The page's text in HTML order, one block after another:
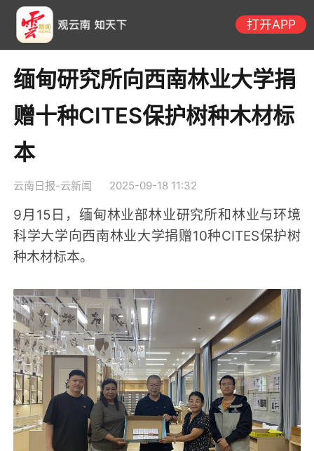
缅甸研究所向西南林业大学捐
赠十种CITES保护树种木材标
本
云南日报-云新闻 2025-09-18 11:32
9月15日，缅甸林业部林业研究所和林业与环境
科学大学向西南林业大学捐赠10种CITES保护树
种木材标本。
打开APP